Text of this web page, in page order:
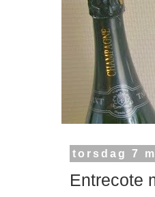
torsdag 7
Entrecote